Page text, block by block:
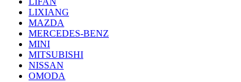
LIXIANG
MAZDA
MERCEDES-BENZ
MINI
MITSUBISHI
NISSAN
OMODA